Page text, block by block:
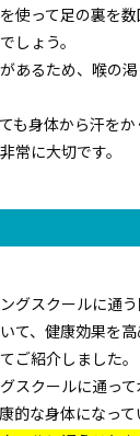
使って足の裏を
しょう。
あるため、喉の
も身体から汗を
常に大切です。
グスクールに通
て、健康効果を
ご紹介しました。
スクールに通っ
的な身体になって